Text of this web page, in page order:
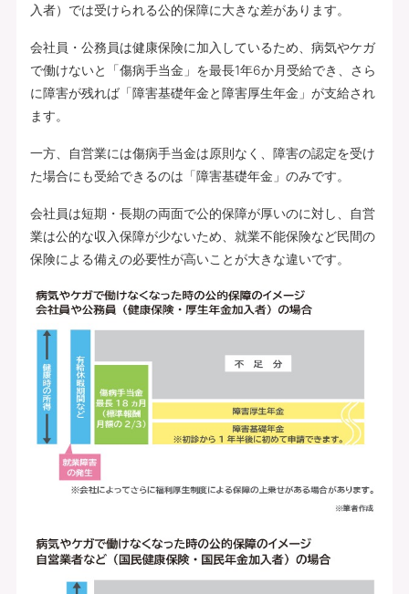
入者）では受けられる公的保障に大きな差があります。
会社員・公務員は健康保険に加入しているため、病気やケガ
で働けないと「傷病手当金」を最長1年6か月受給でき、さら
に障害が残れば「障害基礎年金と障害厚生年金」が支給され
ます。
一方、自営業には傷病手当金は原則なく、障害の認定を受け
た場合にも受給できるのは「障害基礎年金」のみです。
会社員は短期・長期の両面で公的保障が厚いのに対し、自営
業は公的な収入保障が少ないため、就業不能保険など民間の
保険による備えの必要性が高いことが大きな違いです。